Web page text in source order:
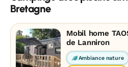
Bretagne
Mobil home
de Lanniron
Ambiance nature